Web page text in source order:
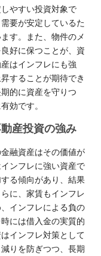
やすい投資対象で
要が安定しているた
す。また、物件のメ
好に保つことが、資
はインフレにも強
することが期待でき
的に資産を守りつ
効です。
産投資の強み
融資産はその価値が
ンフレに強い資産で
る傾向があり、結果
に、家賃もインフレ
インフレによる負の
には借入金の実質的
インフレ対策として
りを防ぎつつ、長期